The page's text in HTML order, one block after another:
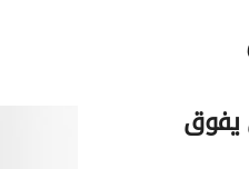
يفوق